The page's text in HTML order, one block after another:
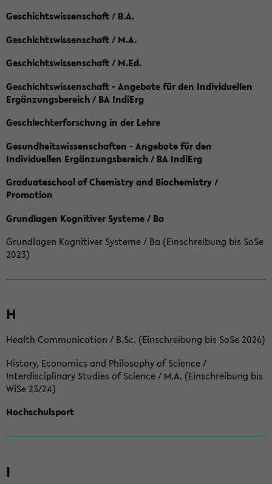
Geschichtswissenschaft / B.A.
Geschichtswissenschaft / M.A.
Geschichtswissenschaft / M.Ed.
Geschichtswissenschaft - Angebote für den Individuellen
Ergänzungsbereich / BA IndiErg
Geschlechterforschung in der Lehre
Gesundheitswissenschaften - Angebote für den
Individuellen Ergänzungsbereich / BA IndiErg
Graduateschool of Chemistry and Biochemistry /
Promotion
Grundlagen Kognitiver Systeme / Ba
Grundlagen Kognitiver Systeme / Ba (Einschreibung bis SoSe
2023)
H
Health Communication / B.Sc. (Einschreibung bis SoSe 2026)
History, Economics and Philosophy of Science /
Interdisciplinary Studies of Science / M.A. (Einschreibung bis
WiSe 23/24)
Hochschulsport
I